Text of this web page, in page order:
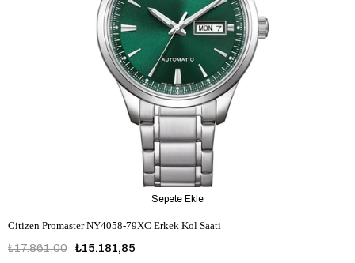
Citizen Promaster NY4058-79XC Erkek Kol Saati
₺15.181,85
₺17.861,00
Sepete Ekle